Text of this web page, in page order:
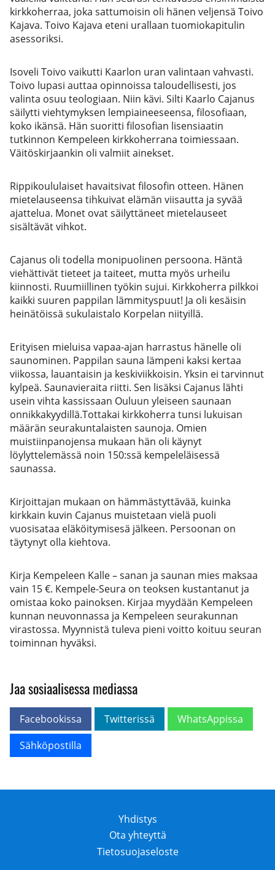
kirkkoherraa, joka sattumoisin oli hänen veljensä Toivo
Kajava. Toivo Kajava eteni urallaan tuomiokapitulin
asessoriksi.
Isoveli Toivo vaikutti Kaarlon uran valintaan vahvasti.
Toivo lupasi auttaa opinnoissa taloudellisesti, jos
valinta osuu teologiaan. Niin kävi. Silti Kaarlo Cajanus
säilytti viehtymyksen lempiaineeseensa, filosofiaan,
koko ikänsä. Hän suoritti filosofian lisensiaatin
tutkinnon Kempeleen kirkkoherrana toimiessaan.
Väitöskirjaankin oli valmiit ainekset.
Rippikoululaiset havaitsivat filosofin otteen. Hänen
mietelauseensa tihkuivat elämän viisautta ja syvää
ajattelua. Monet ovat säilyttäneet mietelauseet
sisältävät vihkot.
Cajanus oli todella monipuolinen persoona. Häntä
viehättivät tieteet ja taiteet, mutta myös urheilu
kiinnosti. Ruumiillinen työkin sujui. Kirkkoherra pilkkoi
kaikki suuren pappilan lämmityspuut! Ja oli kesäisin
heinätöissä sukulaistalo Korpelan niityillä.
Erityisen mieluisa vapaa-ajan harrastus hänelle oli
saunominen. Pappilan sauna lämpeni kaksi kertaa
viikossa, lauantaisin ja keskiviikkoisin. Yksin ei tarvinnut
kylpeä. Saunavieraita riitti. Sen lisäksi Cajanus lähti
usein vihta kassissaan Ouluun yleiseen saunaan
onnikkakyydillä.Tottakai kirkkoherra tunsi lukuisan
määrän seurakuntalaisten saunoja. Omien
muistiinpanojensa mukaan hän oli käynyt
löylyttelemässä noin 150:ssä kempeleläisessä
saunassa.
Kirjoittajan mukaan on hämmästyttävää, kuinka
kirkkain kuvin Cajanus muistetaan vielä puoli
vuosisataa eläköitymisesä jälkeen. Persoonan on
täytynyt olla kiehtova.
Kirja Kempeleen Kalle – sanan ja saunan mies maksaa
vain 15 €. Kempele-Seura on teoksen kustantanut ja
omistaa koko painoksen. Kirjaa myydään Kempeleen
kunnan neuvonnassa ja Kempeleen seurakunnan
virastossa. Myynnistä tuleva pieni voitto koituu seuran
toiminnan hyväksi.
Jaa sosiaalisessa mediassa
Facebookissa Twitterissä
WhatsAppissa
Sähköpostilla
Yhdistys
Ota yhteyttä
Tietosuojaseloste